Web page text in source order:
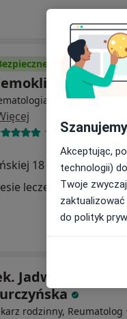
płatności
sp. z
Chirurgia,
1852 opinie
Stanisławy Leszczyńskiej 18 lok. 2, wejście bezpośrednio z ulicy., Łódź •
Konsultacja w zakresie leczenia bólu (kolejna wizyta) od
Jadwiga
rodzinny, Reumatolog ·
Akceptując,
technologii)
Twoje
do polityk